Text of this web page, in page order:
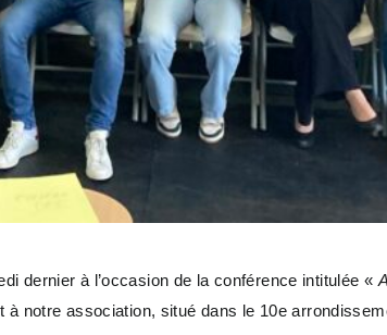
dernier à l’occasion de la conférence intitulée «
notre association, situé dans le 10e